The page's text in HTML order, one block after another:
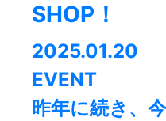
SHOP！
2025.01.20
EVENT
昨年に続き、